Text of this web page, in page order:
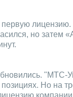
первую
но затем
"МТС-
позициях. Но на